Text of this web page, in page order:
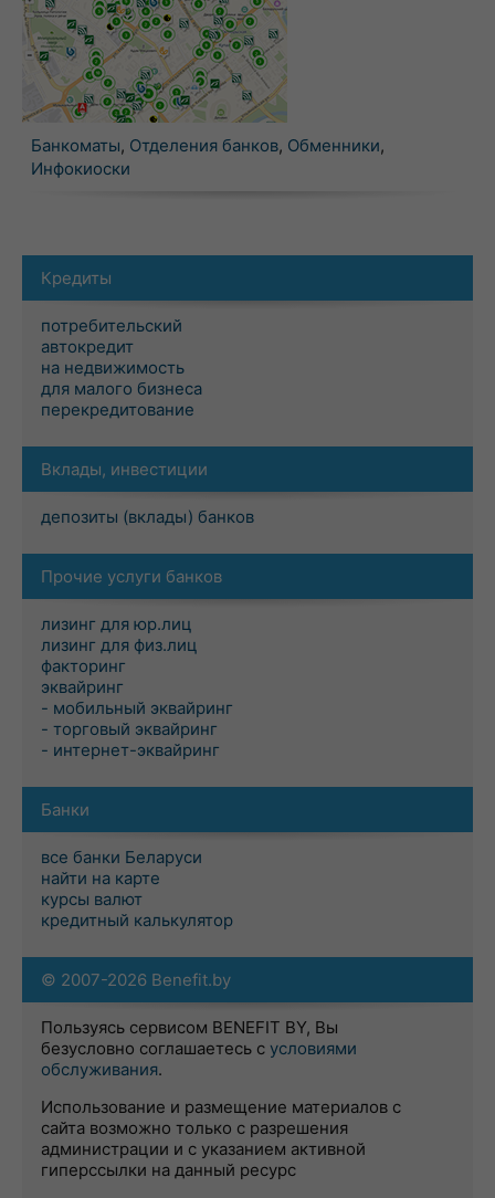
Банкоматы, Отделения банков, Обменники,
Инфокиоски
Кредиты
потребительский
автокредит
на недвижимость
для малого бизнеса
перекредитование
Вклады, инвестиции
депозиты (вклады) банков
Прочие услуги банков
лизинг для юр.лиц
лизинг для физ.лиц
факторинг
эквайринг
- мобильный эквайринг
- торговый эквайринг
- интернет-эквайринг
Банки
все банки Беларуси
найти на карте
курсы валют
кредитный калькулятор
© 2007-2026 Benefit.by
Пользуясь сервисом BENEFIT BY, Вы
безусловно соглашаетесь с условиями
обслуживания.
Использование и размещение материалов с
сайта возможно только с разрешения
администрации и с указанием активной
гиперссылки на данный ресурс